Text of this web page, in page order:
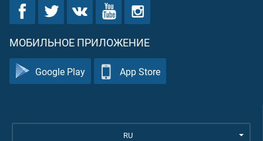
МОБИЛЬНОЕ ПРИЛОЖЕНИЕ
Google Play App Store
RU